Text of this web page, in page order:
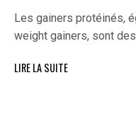
Les gainers protéinés,
weight gainers, sont
LIRE LA SUITE